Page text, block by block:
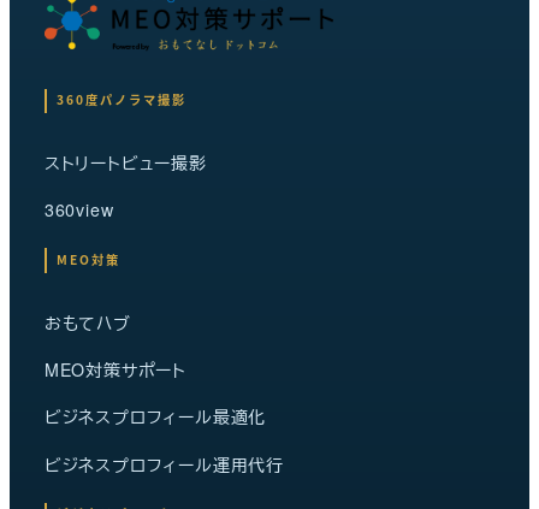
360度パノラマ撮影
ストリートビュー撮影
360view
MEO対策
おもてハブ
MEO対策サポート
ビジネスプロフィール最適化
ビジネスプロフィール運用代行